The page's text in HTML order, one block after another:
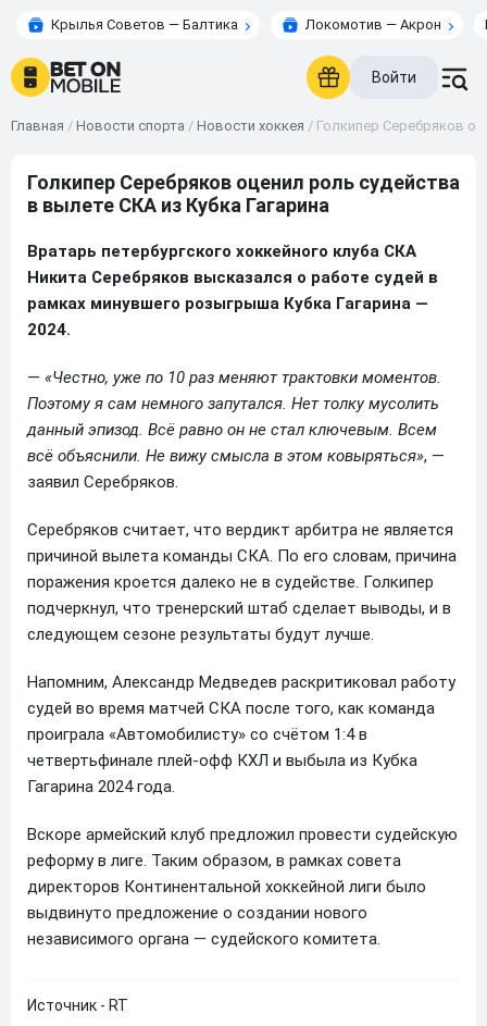
Крылья Советов — Балтика Локомотив — Акрон
Войти
Главная / Новости спорта / Новости хоккея / Голкипер Серебряков
Голкипер Серебряков оценил роль судейства
в вылете СКА из Кубка Гагарина
Вратарь петербургского хоккейного клуба СКА
Никита Серебряков высказался о работе судей в
рамках минувшего розыгрыша Кубка Гагарина —
2024.
— «Честно, уже по 10 раз меняют трактовки моментов.
Поэтому я сам немного запутался. Нет толку мусолить
данный эпизод. Всё равно он не стал ключевым. Всем
всё объяснили. Не вижу смысла в этом ковыряться», —
заявил Серебряков.
Серебряков считает, что вердикт арбитра не является
причиной вылета команды СКА. По его словам, причина
поражения кроется далеко не в судействе. Голкипер
подчеркнул, что тренерский штаб сделает выводы, и в
следующем сезоне результаты будут лучше.
Напомним, Александр Медведев раскритиковал работу
судей во время матчей СКА после того, как команда
проиграла «Автомобилисту» со счётом 1:4 в
четвертьфинале плей-офф КХЛ и выбыла из Кубка
Гагарина 2024 года.
Вскоре армейский клуб предложил провести судейскую
реформу в лиге. Таким образом, в рамках совета
директоров Континентальной хоккейной лиги было
выдвинуто предложение о создании нового
независимого органа — судейского комитета.
Источник - RT